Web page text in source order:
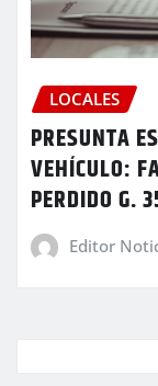
LOCALES
PRESUNTA
VEHÍCULO:
PERDIDO G.
Editor